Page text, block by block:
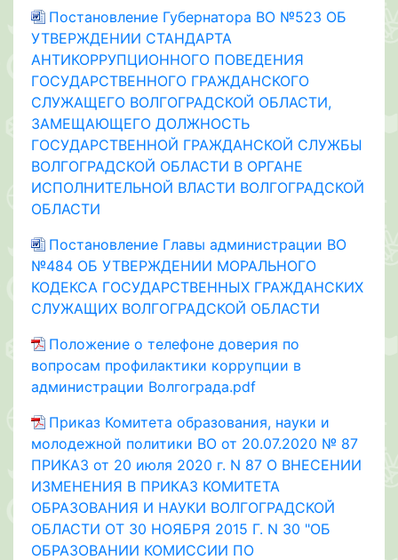
Постановление Губернатора ВО №523 ОБ
УТВЕРЖДЕНИИ СТАНДАРТА
АНТИКОРРУПЦИОННОГО ПОВЕДЕНИЯ
ГОСУДАРСТВЕННОГО ГРАЖДАНСКОГО
СЛУЖАЩЕГО ВОЛГОГРАДСКОЙ ОБЛАСТИ,
ЗАМЕЩАЮЩЕГО ДОЛЖНОСТЬ
ГОСУДАРСТВЕННОЙ ГРАЖДАНСКОЙ СЛУЖБЫ
ВОЛГОГРАДСКОЙ ОБЛАСТИ В ОРГАНЕ
ИСПОЛНИТЕЛЬНОЙ ВЛАСТИ ВОЛГОГРАДСКОЙ
ОБЛАСТИ
Постановление Главы администрации ВО
№484 ОБ УТВЕРЖДЕНИИ МОРАЛЬНОГО
КОДЕКСА ГОСУДАРСТВЕННЫХ ГРАЖДАНСКИХ
СЛУЖАЩИХ ВОЛГОГРАДСКОЙ ОБЛАСТИ
Положение о телефоне доверия по
вопросам профилактики коррупции в
администрации Волгограда.pdf
Приказ Комитета образования, науки и
молодежной политики ВО от 20.07.2020 № 87
ПРИКАЗ от 20 июля 2020 г. N 87 О ВНЕСЕНИИ
ИЗМЕНЕНИЯ В ПРИКАЗ КОМИТЕТА
ОБРАЗОВАНИЯ И НАУКИ ВОЛГОГРАДСКОЙ
ОБЛАСТИ ОТ 30 НОЯБРЯ 2015 Г. N 30 "ОБ
ОБРАЗОВАНИИ КОМИССИИ ПО